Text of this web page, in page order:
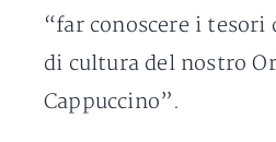
“far conoscere i
di cultura del nostro
Cappuccino”.